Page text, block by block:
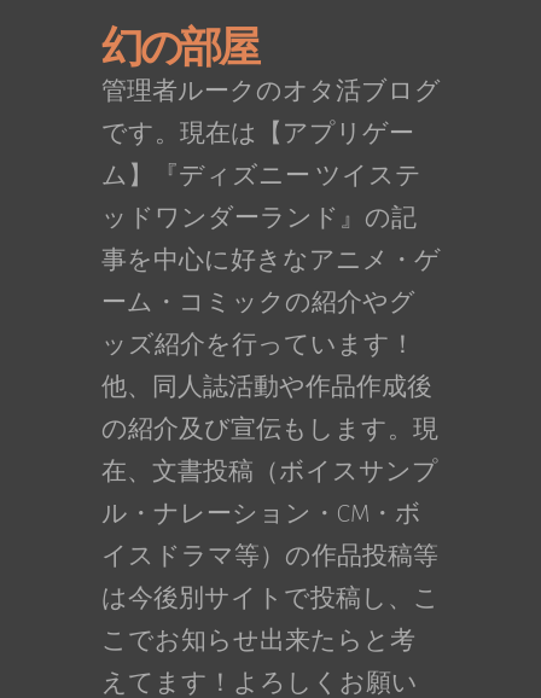
幻の部屋
管理者ルークのオタ活ブログ
です。現在は【アプリゲー
ム】『ディズニー ツイステ
ッドワンダーランド』の記
事を中心に好きなアニメ・ゲ
ーム・コミックの紹介やグ
ッズ紹介を行っています！
他、同人誌活動や作品作成後
の紹介及び宣伝もします。現
在、文書投稿（ボイスサンプ
ル・ナレーション・CM・ボ
イスドラマ等）の作品投稿等
は今後別サイトで投稿し、こ
こでお知らせ出来たらと考
えてます！よろしくお願い